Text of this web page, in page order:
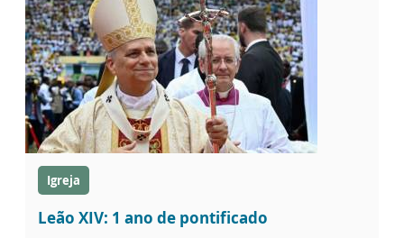
Igreja
Leão XIV: 1 ano de pontificado